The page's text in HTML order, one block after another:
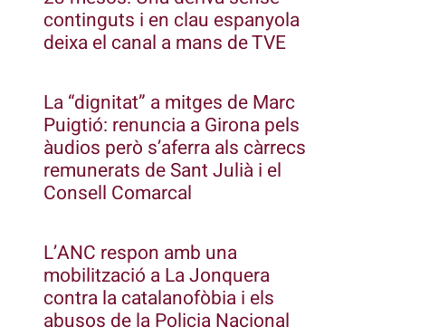
continguts i en clau espanyola
deixa el canal a mans de TVE
La “dignitat” a mitges de Marc
Puigtió: renuncia a Girona pels
àudios però s’aferra als càrrecs
remunerats de Sant Julià i el
Consell Comarcal
L’ANC respon amb una
mobilització a La Jonquera
contra la catalanofòbia i els
abusos de la Policia Nacional